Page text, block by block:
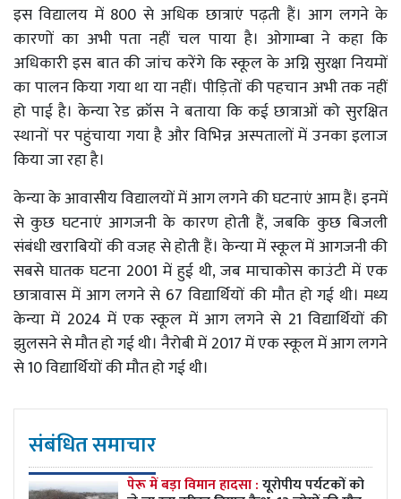
इस विद्यालय में 800 से अधिक छात्राएं पढ़ती हैं। आग लगने के
कारणों का अभी पता नहीं चल पाया है। ओगाम्बा ने कहा कि
अधिकारी इस बात की जांच करेंगे कि स्कूल के अग्नि सुरक्षा नियमों
का पालन किया गया था या नहीं। पीड़ितों की पहचान अभी तक नहीं
हो पाई है। केन्या रेड क्रॉस ने बताया कि कई छात्राओं को सुरक्षित
स्थानों पर पहुंचाया गया है और विभिन्न अस्पतालों में उनका इलाज
किया जा रहा है।
केन्या के आवासीय विद्यालयों में आग लगने की घटनाएं आम हैं। इनमें
से कुछ घटनाएं आगजनी के कारण होती हैं, जबकि कुछ बिजली
संबंधी खराबियों की वजह से होती हैं। केन्या में स्कूल में आगजनी की
सबसे घातक घटना 2001 में हुई थी, जब माचाकोस काउंटी में एक
छात्रावास में आग लगने से 67 विद्यार्थियों की मौत हो गई थी। मध्य
केन्या में 2024 में एक स्कूल में आग लगने से 21 विद्यार्थियों की
झुलसने से मौत हो गई थी। नैरोबी में 2017 में एक स्कूल में आग लगने
से 10 विद्यार्थियों की मौत हो गई थी।
संबंधित समाचार
पेरू में बड़ा विमान हादसा :यूरोपीय पर्यटकों को